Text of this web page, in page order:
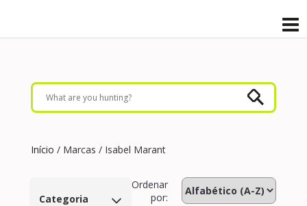
Início / Marcas / Isabel Marant
Categoria
Ordenar
por: